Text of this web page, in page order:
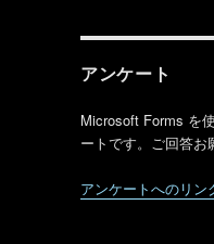
アンケート
Microsoft Forms を
ートです。ご回答お
アンケートへのリン